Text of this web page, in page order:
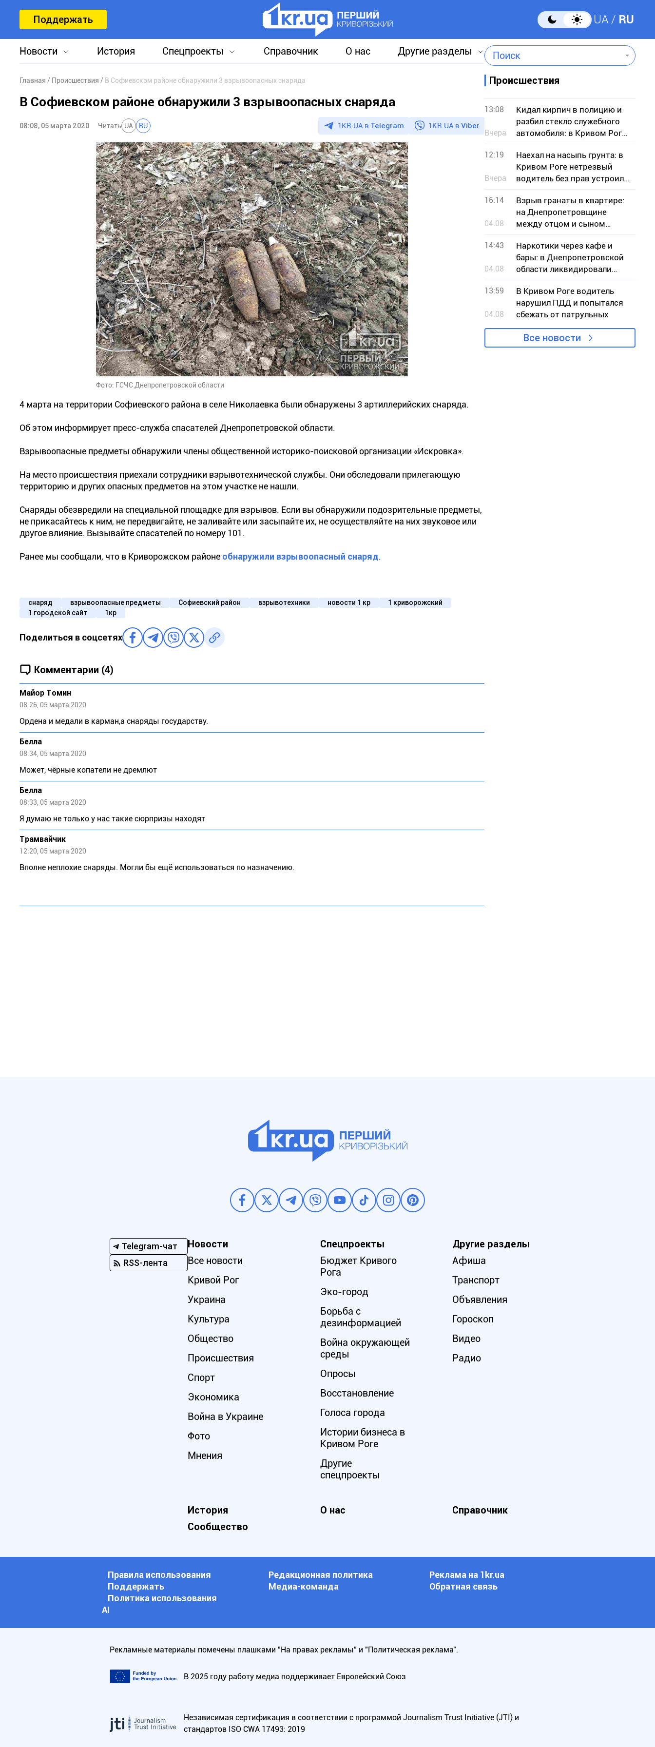
Поддержать UA RU
Новости История Спецпроекты Справочник О нас Другие разделы Поиск
Главная Происшествия В Софиевском районе обнаружили 3 взрывоопасных снаряда
В Софиевском районе обнаружили 3 взрывоопасных снаряда
08:08, 05 марта 2020 Читать UA RU 1KR.UA в Telegram 1KR.UA в Viber
Фото: ГСЧС Днепропетровской области
4 марта на территории Софиевского района в селе Николаевка были обнаружены 3 артиллерийских снаряда.
Об этом информирует пресс-служба спасателей Днепропетровской области.
Взрывоопасные предметы обнаружили члены общественной историко-поисковой организации «Искровка».
На место происшествия приехали сотрудники взрывотехнической службы. Они обследовали прилегающую
территорию и других опасных предметов на этом участке не нашли.
Снаряды обезвредили на специальной площадке для взрывов. Если вы обнаружили подозрительные предметы,
не прикасайтесь к ним, не передвигайте, не заливайте или засыпайте их, не осуществляйте на них звуковое или
другое влияние. Вызывайте спасателей по номеру 101.
Ранее мы сообщали, что в Криворожском районе обнаружили взрывоопасный снаряд.
снаряд взрывоопасные предметы Софиевский район взрывотехники новости 1 кр
1 криворожский
1 городской сайт
1кр
Поделиться в соцсетях
Комментарии (4)
Майор Томин
08:26, 05 марта 2020
Ордена и медали в карман,а снаряды государству.
Белла
08:34, 05 марта 2020
Может, чёрные копатели не дремлют
Белла
08:33, 05 марта 2020
Я думаю не только у нас такие сюрпризы находят
Трамвайчик
12:20, 05 марта 2020
Вполне неплохие снаряды. Могли бы ещё использоваться по назначению.
Происшествия
13:08
Вчера
Кидал кирпич в полицию и
разбил стекло служебного
автомобиля: в Кривом Роге
задержали нетрезвого
мужчину
12:19
Вчера
Наехал на насыпь грунта: в
Кривом Роге нетрезвый
водитель без прав устроил
ДТП
16:14
04.08
Взрыв гранаты в квартире:
на Днепропетровщине
между отцом и сыном
произошел конфликт
14:43
04.08
Наркотики через кафе и
бары: в Днепропетровской
области ликвидировали
канал сбыта кратома
13:59
04.08
В Кривом Роге водитель
нарушил ПДД и попытался
сбежать от патрульных
Все новости
Telegram-чат
RSS-лента
Новости
Все новости
Кривой Рог
Украина
Культура
Общество
Происшествия
Спорт
Экономика
Война в Украине
Фото
Мнения
Спецпроекты
Бюджет Кривого
Рога
Эко-город
Борьба с
дезинформацией
Война окружающей
среды
Опросы
Восстановление
Голоса города
Истории бизнеса в
Кривом Роге
Другие
спецпроекты
Другие разделы
Афиша
Транспорт
Объявления
Гороскоп
Видео
Радио
История О нас
Справочник
Сообщество
Правила использования Редакционная политика
Реклама на 1kr.ua
Поддержать
Медиа-команда
Обратная связь
Политика использования
АI
Рекламные материалы помечены плашками "На правах рекламы" и "Политическая реклама".
В 2025 году работу медиа поддерживает Европейский Союз
Независимая сертификация в соответствии с программой Journalism Trust Initiative (JTI) и
стандартов ISO CWA 17493: 2019